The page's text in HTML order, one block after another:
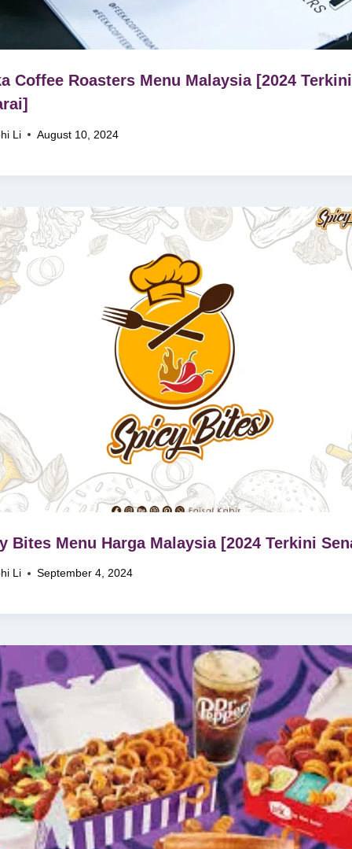
Coffee Roasters Menu Malaysia [2024 Terkini
Li August 10, 2024
Bites Menu Harga Malaysia [2024 Terkini
Li September 4, 2024